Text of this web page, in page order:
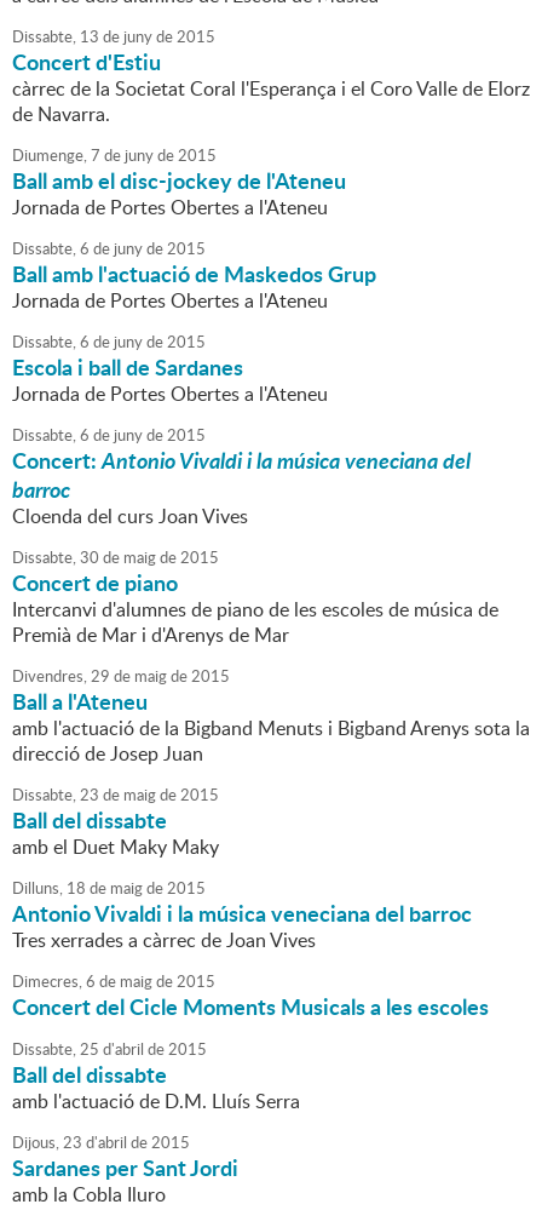
Dissabte, 13 de junyde2015
Concert d'Estiu
càrrec de la Societat Coral l'Esperança i el Coro Valle de Elorz
de Navarra.
Diumenge,7 de junyde2015
Ball amb el disc-jockey de l'Ateneu
Jornada de Portes Obertes a l'Ateneu
Dissabte,6 de junyde2015
Ball amb l'actuació de Maskedos Grup
Jornada de Portes Obertes a l'Ateneu
Dissabte,6 de junyde2015
Escola i ball de Sardanes
Jornada de Portes Obertes a l'Ateneu
Dissabte,6 de junyde2015
Concert:Antonio Vivaldi i la música veneciana del
barroc
Cloenda del curs Joan Vives
Dissabte,30 de maigde2015
Concert de piano
Intercanvi d'alumnes de piano de les escoles de música de
Premià de Mar i d'Arenys de Mar
Divendres,29 de maigde2015
Ball a l'Ateneu
amb l'actuació de la Bigband Menuts i Bigband Arenys sota la
direcció de Josep Juan
Dissabte,23 de maigde2015
Ball del dissabte
amb el Duet Maky Maky
Dilluns, 18 de maigde2015
Antonio Vivaldi i la música veneciana del barroc
Tres xerrades a càrrec de Joan Vives
Dimecres,6 de maigde2015
Concert del Cicle Moments Musicals a les escoles
Dissabte,25 d'abril de2015
Ball del dissabte
amb l'actuació de D.M. Lluís Serra
Dijous,23 d'abril de2015
Sardanes per Sant Jordi
amb la Cobla Iluro